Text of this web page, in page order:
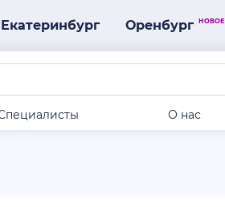
Екатеринбург Оренбург НОВОЕ
О нас